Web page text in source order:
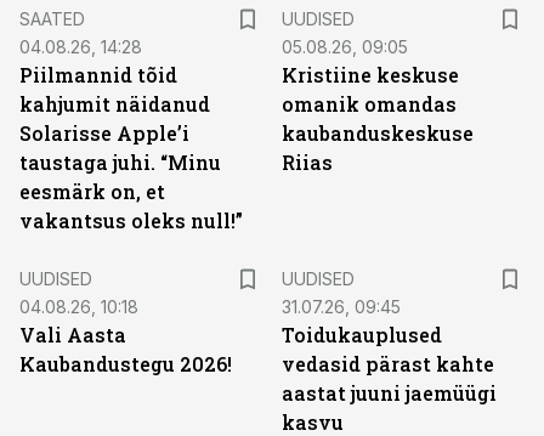
SAATED
04.08.26, 14:28
Piilmannid tõid
kahjumit näidanud
Solarisse Apple’i
taustaga juhi. “Minu
eesmärk on, et
vakantsus oleks null!”
UUDISED
05.08.26, 09:05
Kristiine keskuse
omanik omandas
kaubanduskeskuse
Riias
UUDISED
04.08.26, 10:18
Vali Aasta
Kaubandustegu 2026!
UUDISED
31.07.26, 09:45
Toidukauplused
vedasid pärast kahte
aastat juuni jaemüügi
kasvu